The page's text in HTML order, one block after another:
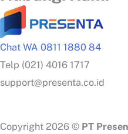
Chat WA 0811 1880 84
Telp (021) 4016 1717
support@presenta.co.id
Copyright 2026 © PT